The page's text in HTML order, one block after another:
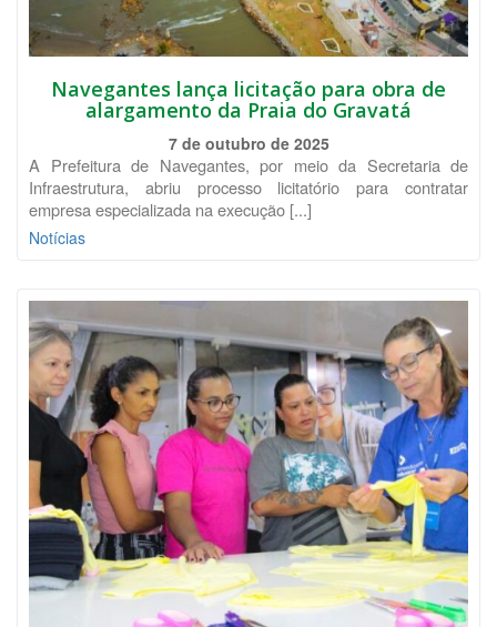
Navegantes lança licitação para obra de
alargamento da Praia do Gravatá
7 de outubro de 2025
A Prefeitura de Navegantes, por meio da Secretaria de
Infraestrutura, abriu processo licitatório para contratar
empresa especializada na execução [...]
Notícias